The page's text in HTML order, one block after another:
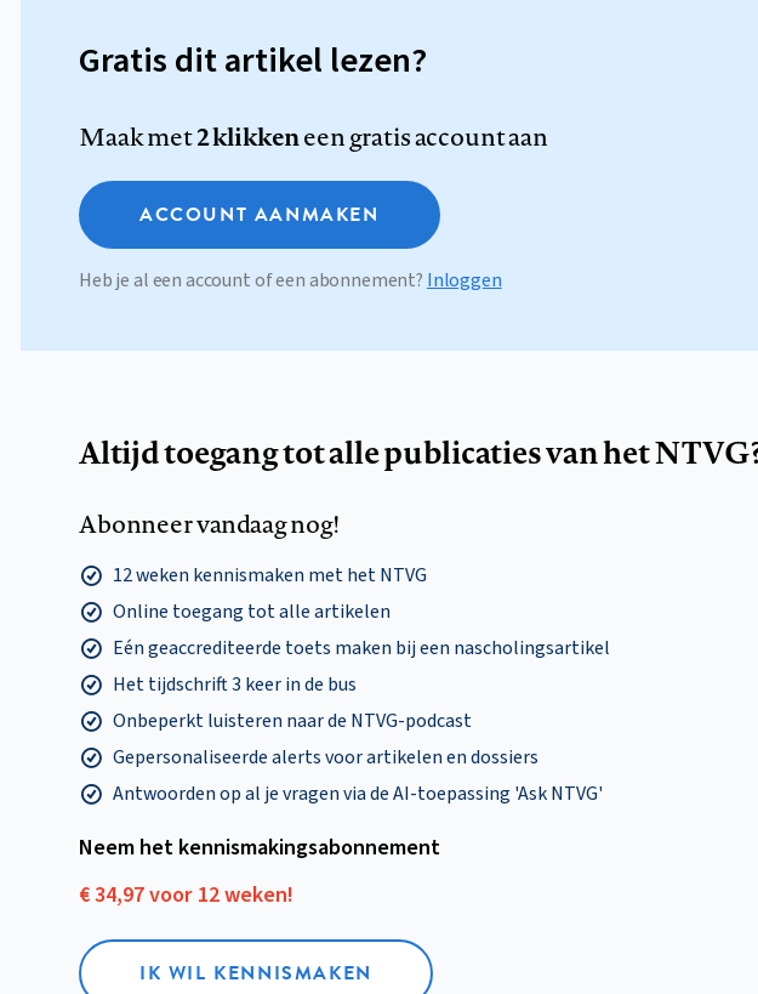
Gratis dit artikel lezen?
Maak met2 klikkeneen gratis account aan
ACCOUNT AANMAKEN
Heb je al een account of een abonnement? Inloggen
Altijd toegang tot alle publicaties van het
Abonneer vandaag nog!
12 weken kennismaken met het NTVG
Online toegang tot alle artikelen
Eén geaccrediteerde toets maken bij een nascholingsartikel
Het tijdschrift 3 keer in de bus
Onbeperkt luisteren naar de NTVG-podcast
Gepersonaliseerde alerts voor artikelen en dossiers
Antwoorden op al je vragen via de AI-toepassing 'Ask NTVG'
Neem het kennismakings­abonnement
€ 34,97 voor 12 weken!
IK WIL KENNISMAKEN